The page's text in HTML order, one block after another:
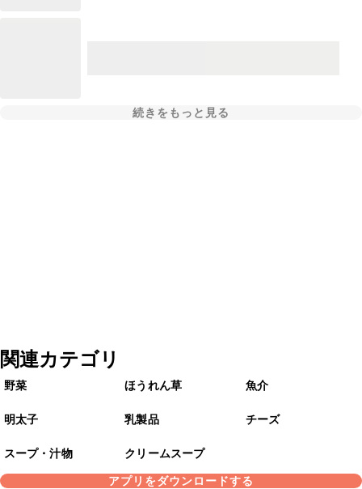
続きをもっと見る
関連カテゴリ
野菜 ほうれん草 魚介
明太子 乳製品 チーズ
スープ・汁物
クリームスープ
アプリをダウンロードする